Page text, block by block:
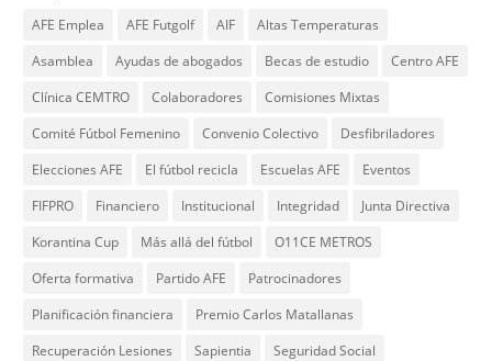
AFE Emplea AFE Futgolf AIF
Altas Temperaturas
Asamblea
Ayudas de abogados Becas de estudio
Centro AFE
Clínica CEMTRO
Colaboradores
Comisiones Mixtas
Comité Fútbol Femenino
Convenio Colectivo
Desfibriladores
Elecciones AFE
El fútbol recicla Escuelas AFE
Eventos
FIFPRO
Financiero Institucional Integridad
Junta Directiva
Korantina Cup
Más allá del fútbol
O11CE METROS
Oferta formativa
Partido AFE
Patrocinadores
Planificación financiera
Premio Carlos Matallanas
Recuperación Lesiones
Sapientia
Seguridad Social